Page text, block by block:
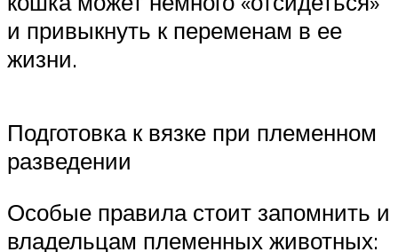
и привыкнуть к переменам в ее
жизни.
Подготовка к вязке при племенном
разведении
Особые правила стоит запомнить и
владельцам племенных животных: